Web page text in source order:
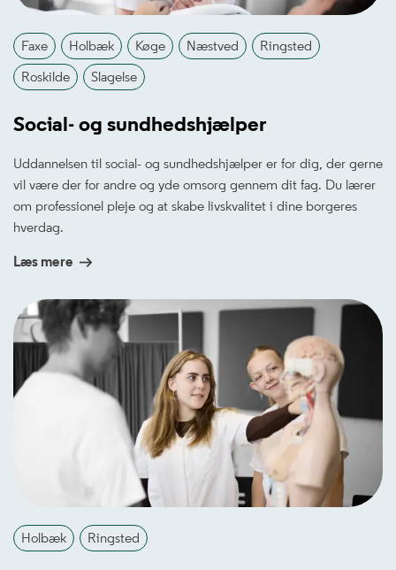
Faxe Holbæk Køge Næstved
Ringsted
Roskilde
Slagelse
Social- og sundhedshjælper
Uddannelsen til social- og sundhedshjælper er for dig, der gerne
vil være der for andre og yde omsorg gennem dit fag. Du lærer
om professionel pleje og at skabe livskvalitet i dine borgeres
hverdag.
Læs mere
Holbæk Ringsted